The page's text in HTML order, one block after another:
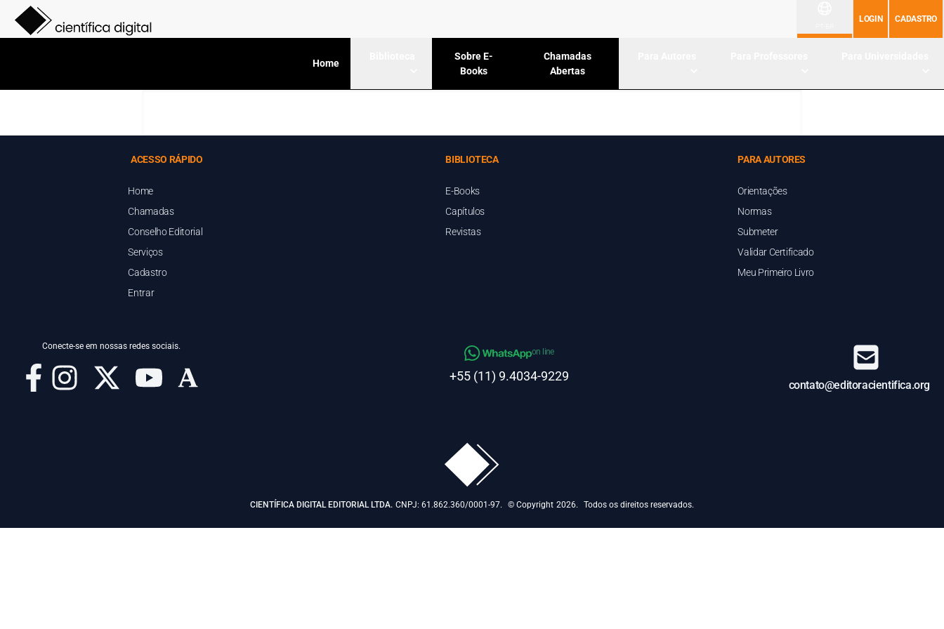
LOGIN CADASTRO
Home
Sobre E-
Books
Chamadas
Abertas
ACESSO RÁPIDO
Home
Chamadas
Conselho Editorial
Serviços
Cadastro
Entrar
BIBLIOTECA
E-Books
Capítulos
Revistas
PARA AUTORES
Orientações
Normas
Submeter
Validar Certificado
Meu Primeiro Livro
Conecte-se em nossas redes sociais.
on line
+55 (11) 9.4034-9229
contato@editoracientifica.org
CIENTÍFICA DIGITAL EDITORIAL LTDA. CNPJ: 61.862.360/0001-97. © Copyright 2026. Todos os direitos reservados.